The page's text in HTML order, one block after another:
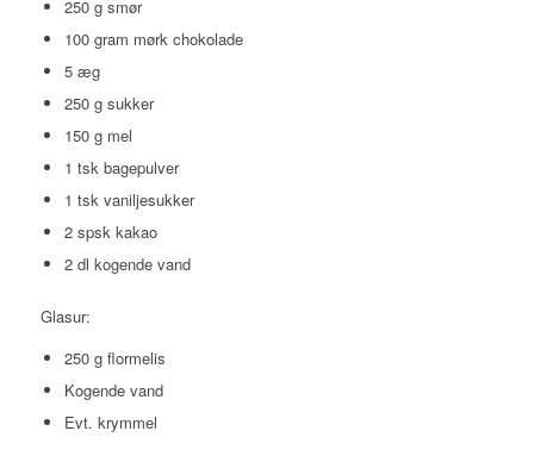
250 g smør
100 gram mørk chokolade
5 æg
250 g sukker
150 g mel
1 tsk bagepulver
1 tsk vaniljesukker
2 spsk kakao
2 dl kogende vand
Glasur:
250 g flormelis
Kogende vand
Evt. krymmel